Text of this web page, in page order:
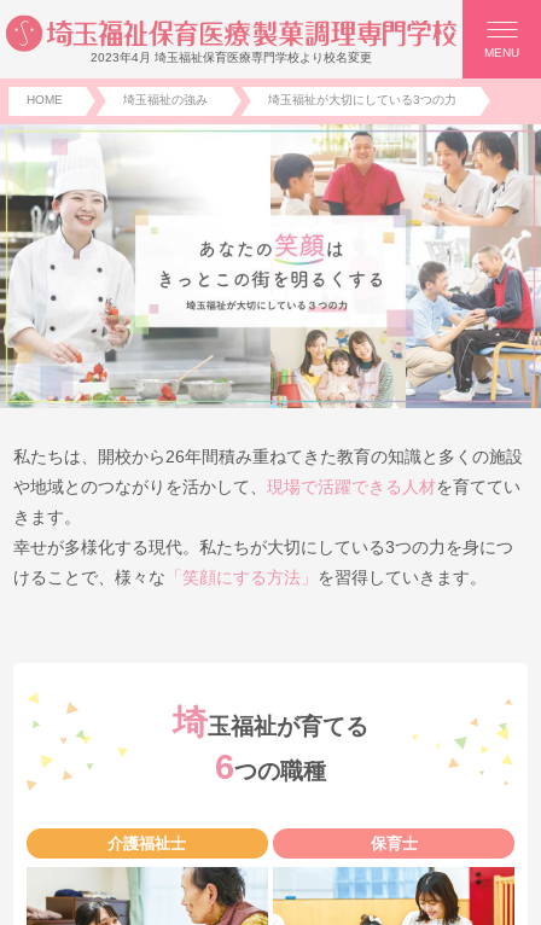
2023年4月 埼玉福祉保育医療専門学校より校名変更 MENU
HOME 埼玉福祉の強み 埼玉福祉が大切にしている3つの力
私たちは、開校から26年間積み重ねてきた教育の知識と 多くの施設
や地域とのつながりを活かして、現場で活躍できる人材を育ててい
きます。
幸せが多様化する現代。私たちが大切にしている3つの力を身につ
けることで、様々な 「笑顔にする方法」 を習得していきます。
埼玉福祉が育てる
6つの職種
介護福祉士 保育士